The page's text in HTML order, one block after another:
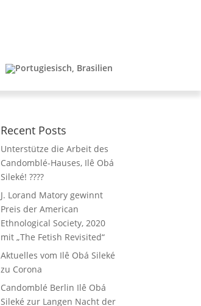
Recent Posts
Unterstütze die Arbeit des
Candomblé-Hauses, Ilê Obá
Sileké! ????
J. Lorand Matory gewinnt
Preis der American
Ethnological Society, 2020
mit „The Fetish Revisited“
Aktuelles vom Ilê Obá Sileké
zu Corona
Candomblé Berlin Ilê Obá
Sileké zur Langen Nacht der